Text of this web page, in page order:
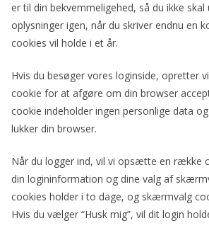
er til din bekvemmeligehed, så du ikke skal
oplysninger igen, når du skriver endnu en
cookies vil holde i et år.
Hvis du besøger vores loginside, opretter
cookie for at afgøre om din browser
cookie indeholder ingen personlige data
lukker din browser.
Når du logger ind, vil vi opsætte en række
din logininformation og dine valg af
cookies holder i to dage, og skærmvalg
Hvis du vælger “Husk mig”, vil dit login